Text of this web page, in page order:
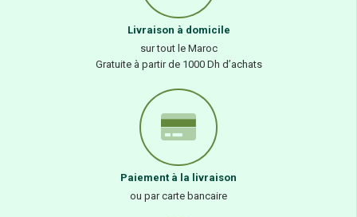
Livraison à domicile
sur tout le Maroc
Gratuite à partir de 1000 Dh d’achats
Paiement à la livraison
ou par carte bancaire